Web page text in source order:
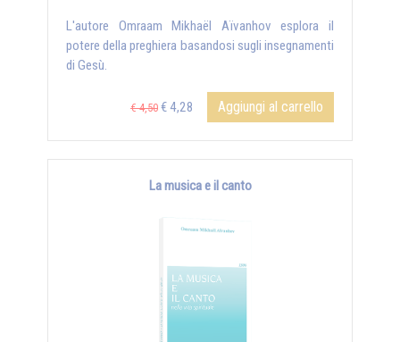
L'autore Omraam Mikhaël Aïvanhov esplora il
potere della preghiera basandosi sugli insegnamenti
di Gesù.
€ 4,50 € 4,28 Aggiungi al carrello
La musica e il canto